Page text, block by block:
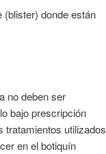
(blister) donde están
no deben ser
bajo prescripción
tratamientos utilizados
en el botiquín